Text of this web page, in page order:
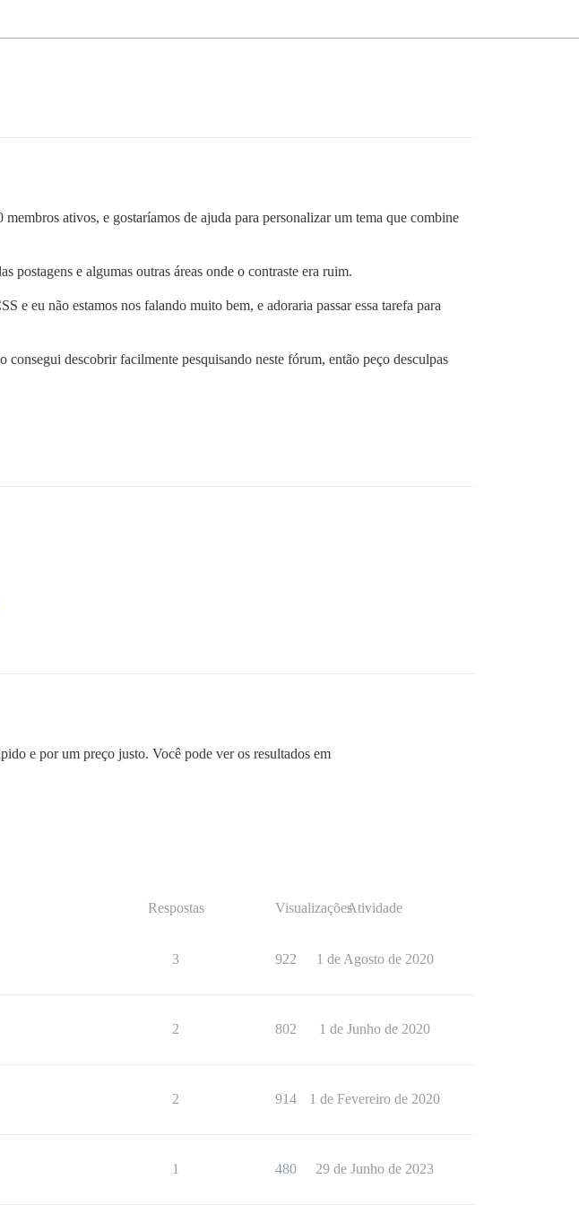
ativos, e gostaríamos de ajuda para personalizar um tema que combine
postagens e algumas outras áreas onde o contraste era ruim.
e eu não estamos nos falando muito bem, e adoraria passar essa tarefa para
descobrir facilmente pesquisando neste fórum, então peço desculpas
e por um preço justo. Você pode ver os resultados em
Respostas VisualizaçõesAtividade
3 922 1 de Agosto de 2020
2 802 1 de Junho de 2020
2 914 1 de Fevereiro de 2020
1 480 29 de Junho de 2023